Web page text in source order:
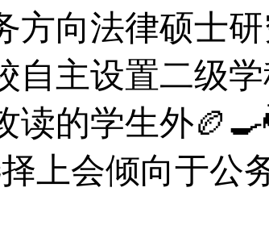
方向法律硕士
自主设置二级
读的学生外
上会倾向于公